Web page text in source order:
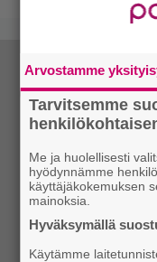
Arvostamme
Tarvitsemme
Me ja huolellisesti
hyödynnämme
käyttäjäkokemuksen
mainoksia.
Hyväksymällä
Käytämme